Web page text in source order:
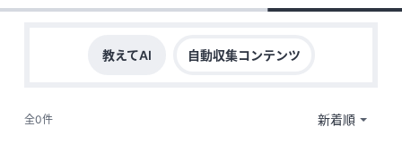
教えてAI 自動収集コンテンツ
全0件